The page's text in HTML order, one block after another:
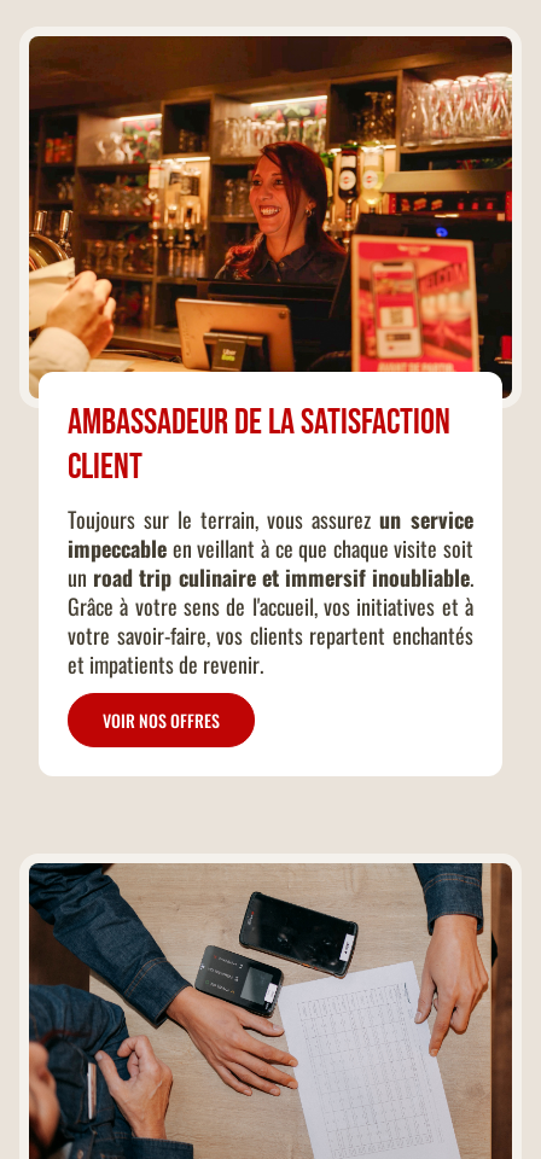
Ambassadeur de la satisfaction
client
Toujours sur le terrain, vous assurez un service
impeccableen veillant à ce que chaque visite soit
un road trip culinaire et immersif inoubliable.
Grâce à votre sens de l'accueil, vos initiatives et à
votre savoir-faire, vos clients repartent enchantés
et impatients de revenir.
VOIR NOS OFFRES